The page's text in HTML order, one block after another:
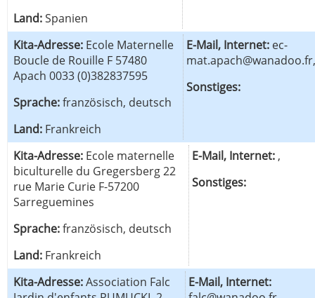
Land:Spanien
Kita-Adresse: Ecole Maternelle
Boucle de Rouille F 57480
Apach 0033 (0)382837595
Sprache:französisch, deutsch
Land: Frankreich
E-Mail, Internet: ec-
mat.apach@wanadoo.fr,
Sonstiges:
Kita-Adresse: Ecole maternelle
biculturelle du Gregersberg 22
rue Marie Curie F-57200
Sarreguemines
Sprache:französisch, deutsch
Land: Frankreich
E-Mail, Internet: ,
Sonstiges:
Kita-Adresse:Association Falc
E-Mail, Internet: